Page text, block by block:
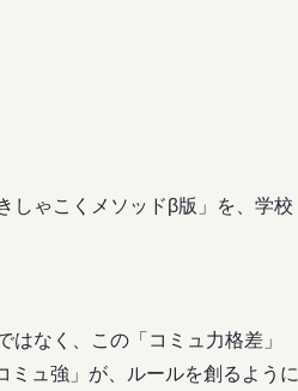
しゃこくメソッドβ版」を、学校
なく、この「コミュ力格差」
ミュ強」が、ルールを創るように